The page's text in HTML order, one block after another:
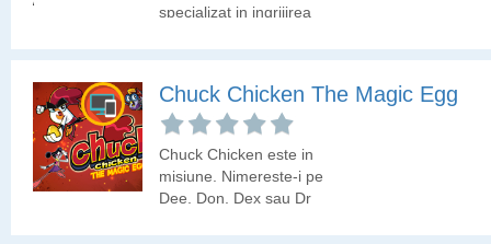
specializat in ingrijirea
computerul de la
receptie pentru a vedea
Chuck Chicken The Magic Egg
Chuck Chicken este in
misiune. Nimereste-i pe
Dee, Don, Dex sau Dr